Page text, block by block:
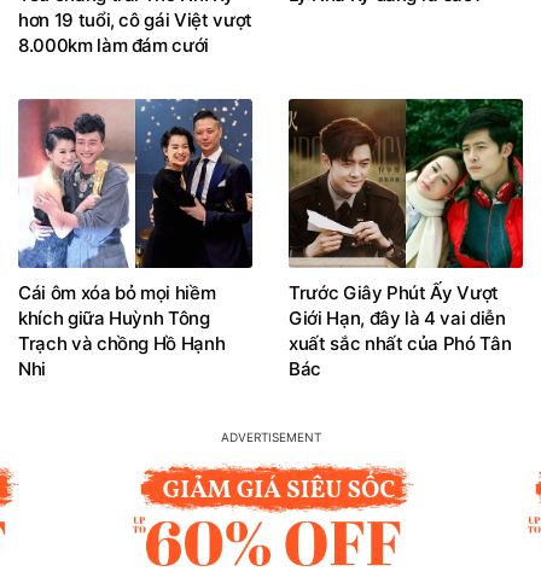
hơn 19 tuổi, cô gái Việt vượt
8.000km làm đám cưới
Cái ôm xóa bỏ mọi hiềm
khích giữa Huỳnh Tông
Trạch và chồng Hồ Hạnh
Nhi
Trước Giây Phút Ấy Vượt
Giới Hạn, đây là 4 vai diễn
xuất sắc nhất của Phó Tân
Bác